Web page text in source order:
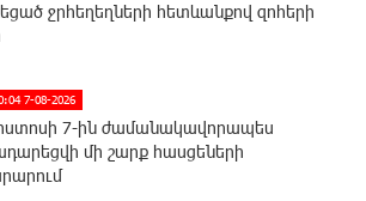
ջրհեղեղների հետևանքով զոհերի
7-08-2026
7-ին ժամանակավորապես
մի շարք հասցեների